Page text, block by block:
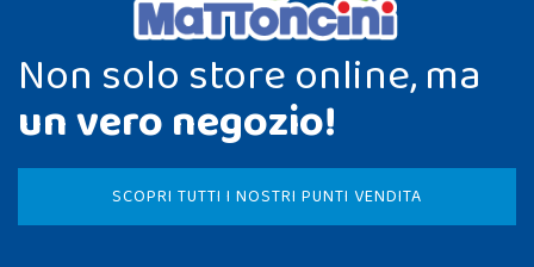
Non solo store online, ma
un vero negozio!
SCOPRI TUTTI I NOSTRI PUNTI VENDITA